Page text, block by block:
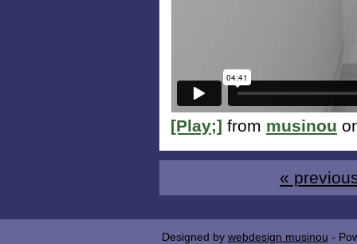
[Play;] from musinou
«
Designed by webdesign musinou -